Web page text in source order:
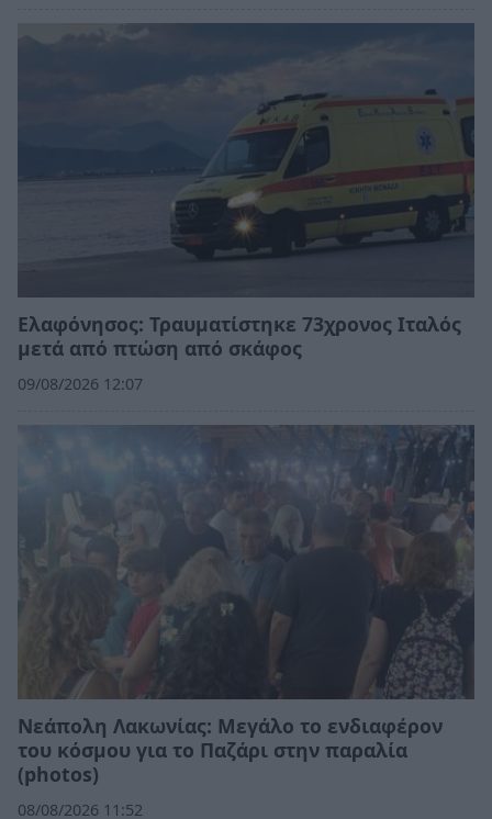
Ελαφόνησος: Τραυματίστηκε 73χρονος Ιταλός
μετά από πτώση από σκάφος
09/08/2026 12:07
Νεάπολη Λακωνίας: Μεγάλο το ενδιαφέρον
του κόσμου για το Παζάρι στην παραλία
(photos)
08/08/2026 11:52